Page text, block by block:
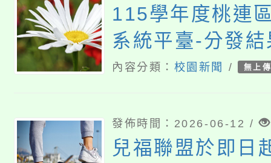
115學年度桃連
系統平臺-分發
內容分類： 校園新聞 / 無上
發佈時間：2026-06-12 /
兒福聯盟於即日